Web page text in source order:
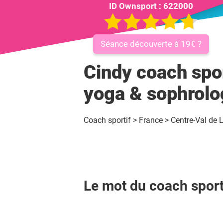
ID Ownsport : 622000
Séance découverte à 19€ ?
Cindy coach
yoga &
Coach sportif > France > Centre-Val de
Le mot du coach